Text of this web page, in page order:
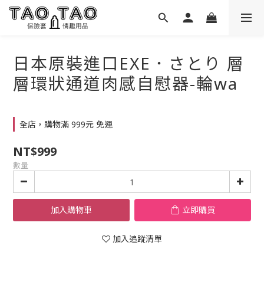
日本原裝進口EXE．さとり 層
層環狀通道肉感自慰器-輪wa
全店，購物滿 999元 免運
NT$999
數量
加入購物車 立即購買
加入追蹤清單